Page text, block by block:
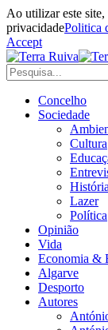
Ao utilizar este
privacidadePolitica
Accept
Concelho
Sociedade
Cultura
Lazer
Política
Opinião
Vida
Economia &
Algarve
Desporto
Autores